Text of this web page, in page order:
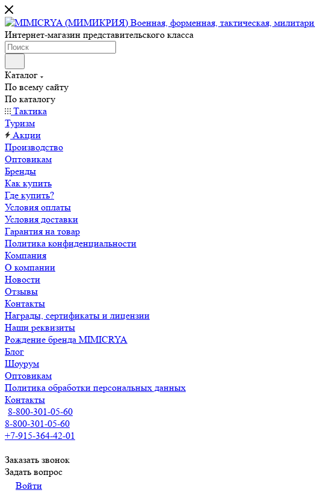
Интернет-магазин представительского класса
Каталог
По всему сайту
По каталогу
Тактика
Туризм
Акции
Производство
Оптовикам
Бренды
Как купить
Где купить?
Условия оплаты
Условия доставки
Гарантия на товар
Политика конфиденциальности
Компания
О компании
Новости
Отзывы
Контакты
Награды, сертификаты и лицензии
Наши реквизиты
Рождение бренда MIMICRYA
Блог
Шоурум
Оптовикам
Политика обработки персональных данных
Контакты
8-800-301-05-60
8-800-301-05-60
+7-915-364-42-01
Заказать звонок
Задать вопрос
Войти